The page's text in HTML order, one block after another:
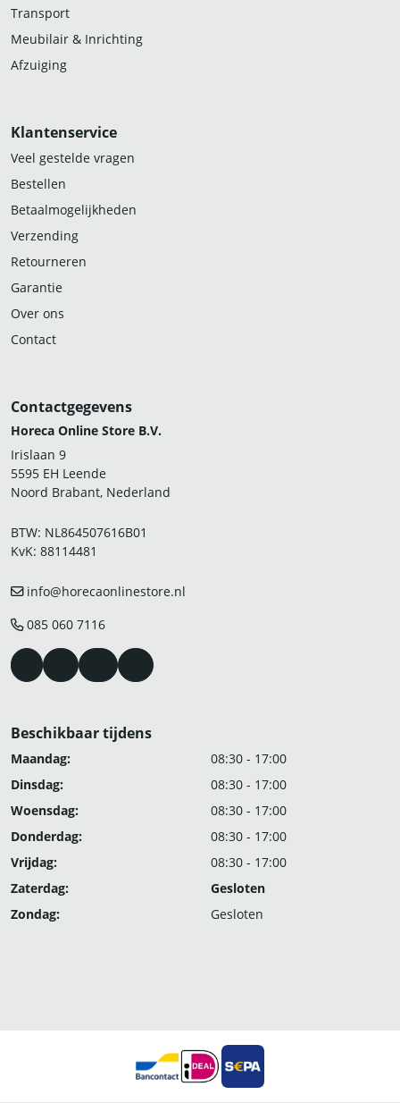
Transport
Meubilair & Inrichting
Afzuiging
Klantenservice
Veel gestelde vragen
Bestellen
Betaalmogelijkheden
Verzending
Retourneren
Garantie
Over ons
Contact
Contactgegevens
Horeca Online Store B.V.
Irislaan 9
5595 EH Leende
Noord Brabant, Nederland
BTW: NL864507616B01
KvK: 88114481
info@horecaonlinestore.nl
085 060 7116
Beschikbaar tijdens
Maandag:
08:30 - 17:00
Dinsdag:
08:30 - 17:00
Woensdag:
08:30 - 17:00
Donderdag:
08:30 - 17:00
Vrijdag:
08:30 - 17:00
Zaterdag:
Gesloten
Zondag:
Gesloten